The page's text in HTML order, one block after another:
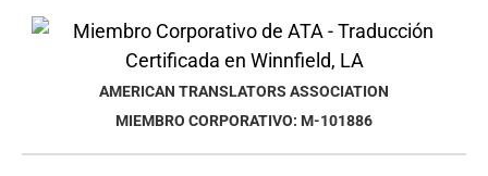
AMERICAN TRANSLATORS ASSOCIATION
MIEMBRO CORPORATIVO: M-101886